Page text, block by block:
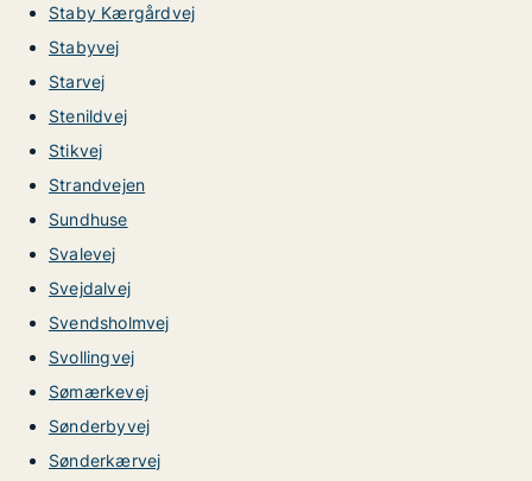
Staby Kærgårdvej
Stabyvej
Starvej
Stenildvej
Stikvej
Strandvejen
Sundhuse
Svalevej
Svejdalvej
Svendsholmvej
Svollingvej
Sømærkevej
Sønderbyvej
Sønderkærvej